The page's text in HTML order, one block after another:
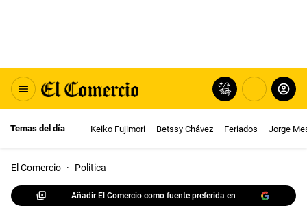
Temas del día Keiko Fujimori Betssy Chávez Feriados Jorge
El Comercio · Politica
Añadir El Comercio como fuente preferida en